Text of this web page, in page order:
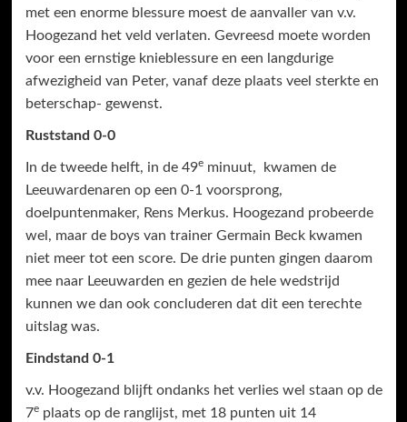
met een enorme blessure moest de aanvaller van v.v.
Hoogezand het veld verlaten. Gevreesd moete worden
voor een ernstige knieblessure en een langdurige
afwezigheid van Peter, vanaf deze plaats veel sterkte en
beterschap- gewenst.
Ruststand 0-0
In de tweede helft, in de 49eminuut, kwamen de
Leeuwardenaren op een 0-1 voorsprong,
doelpuntenmaker, Rens Merkus. Hoogezand probeerde
wel, maar de boys van trainer Germain Beck kwamen
niet meer tot een score. De drie punten gingen daarom
mee naar Leeuwarden en gezien de hele wedstrijd
kunnen we dan ook concluderen dat dit een terechte
uitslag was.
Eindstand 0-1
v.v. Hoogezand blijft ondanks het verlies wel staan op de
7eplaats op de ranglijst, met 18 punten uit 14